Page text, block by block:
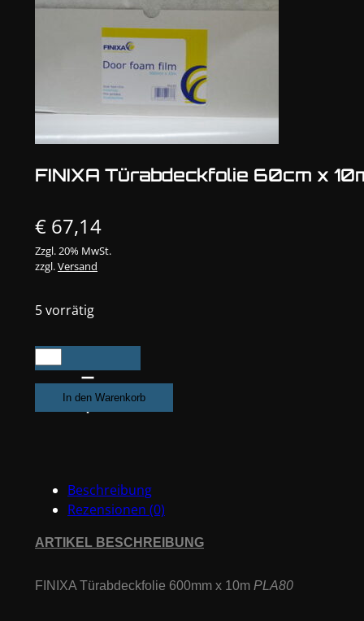
FINIXA Türabdeckfolie 60cm x
€ 67,14
Zzgl. 20% MwSt.
zzgl.Versand
5 vorrätig
FINIXA
Türabdeckfolie
60cm
x
In den Warenkorb
Beschreibung
Rezensionen (0)
ARTIKEL BESCHREIBUNG
FINIXA Türabdeckfolie 600mm x 10m PLA80